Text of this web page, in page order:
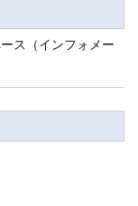
ス（インフォメー